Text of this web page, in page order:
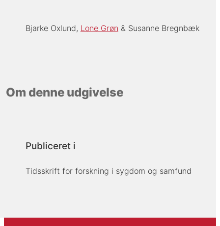
Bjarke Oxlund Lone Grøn Susanne Bregnbæk
Om denne udgivelse
Publiceret i
Tidsskrift for forskning i sygdom og samfund